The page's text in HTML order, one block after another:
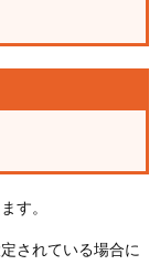
す。
されている場合に